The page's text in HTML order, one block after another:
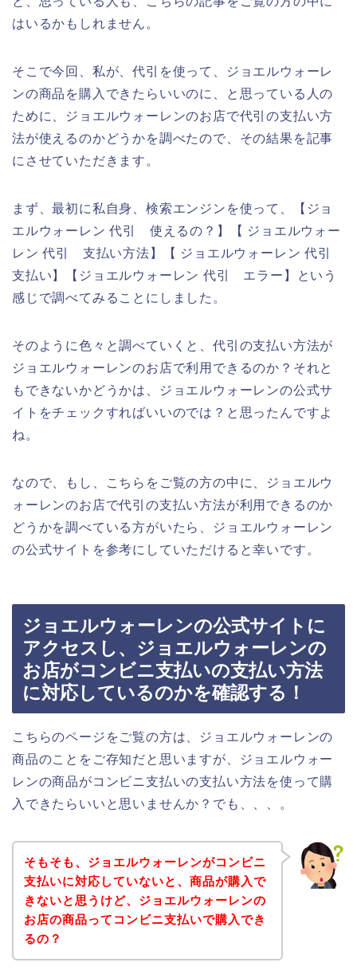
はいるかもしれません。
そこで今回、私が、代引を使って、ジョエルウォーレ
ンの商品を購入できたらいいのに、と思っている人の
ために、ジョエルウォーレンのお店で代引の支払い方
法が使えるのかどうかを調べたので、その結果を記事
にさせていただきます。
まず、最初に私自身、検索エンジンを使って、【ジョ
エルウォーレン 代引 使えるの？】【 ジョエルウォー
レン 代引 支払い方法】【 ジョエルウォーレン 代引
支払い】【ジョエルウォーレン 代引 エラー】という
感じで調べてみることにしました。
そのように色々と調べていくと、代引の支払い方法が
ジョエルウォーレンのお店で利用できるのか？それと
もできないかどうかは、ジョエルウォーレンの公式サ
イトをチェックすればいいのでは？と思ったんですよ
ね。
なので、もし、こちらをご覧の方の中に、ジョエルウ
ォーレンのお店で代引の支払い方法が利用できるのか
どうかを調べている方がいたら、ジョエルウォーレン
の公式サイトを参考にしていただけると幸いです。
ジョエルウォーレンの公式サイトに
アクセスし、ジョエルウォーレンの
お店がコンビニ支払いの支払い方法
に対応しているのかを確認する！
こちらのページをご覧の方は、ジョエルウォーレンの
商品のことをご存知だと思いますが、ジョエルウォー
レンの商品がコンビニ支払いの支払い方法を使って購
入できたらいいと思いませんか？でも、、、。
そもそも、ジョエルウォーレンがコンビニ
支払いに対応していないと、商品が購入で
きないと思うけど、ジョエルウォーレンの
お店の商品ってコンビニ支払いで購入でき
るの？